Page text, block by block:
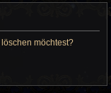
möchtest?